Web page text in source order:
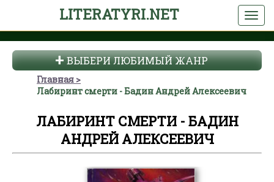
LITERATYRI.NET
ВЫБЕРИ ЛЮБИМЫЙ ЖАНР
Главная
Лабиринт смерти - Бадин Андрей Алексеевич
ЛАБИРИНТ СМЕРТИ - БАДИН
АНДРЕЙ АЛЕКСЕЕВИЧ